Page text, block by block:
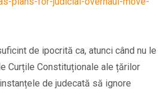
de ipocrită ca, atunci când nu le
Curțile Constituționale ale țărilor
de judecată să ignore